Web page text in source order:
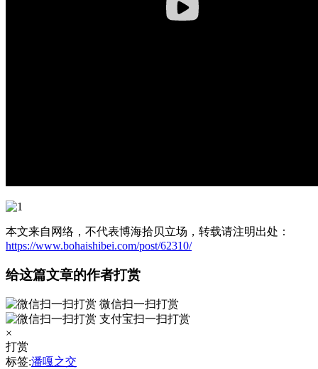
本文来自网络，不代表博海拾贝立场，转载请注明出处：
https://www.bohaishibei.com/post/62310/
给这篇文章的作者打赏
微信扫一扫打赏
支付宝扫一扫打赏
×
打赏
标签:潘嘎之交